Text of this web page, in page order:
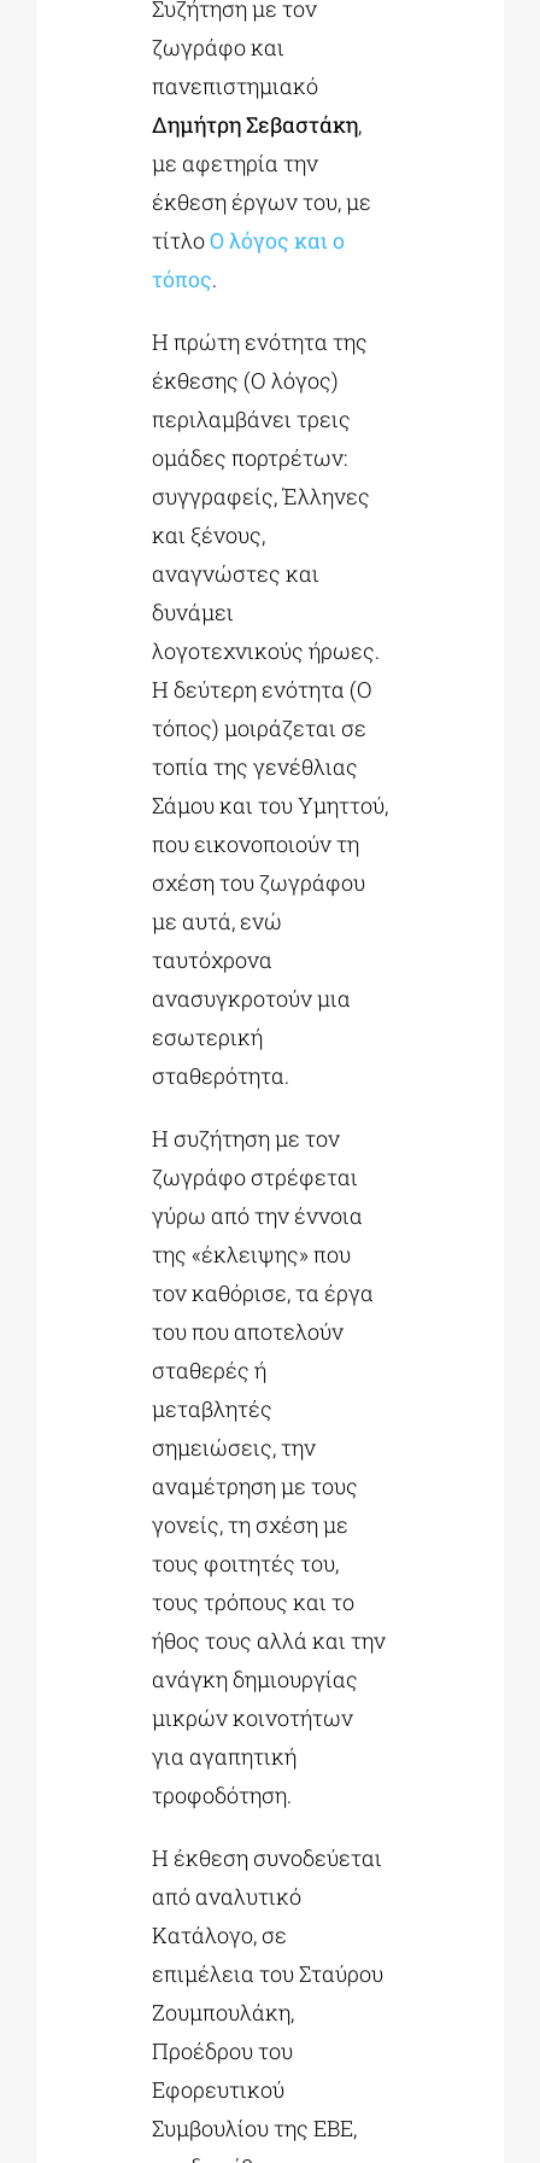
ΠΟΛΙΤΙΣΤΙΚΟΙ ΦΟΡΕΙΣ
Συζήτηση με τον
ζωγράφο και
πανεπιστημιακό
Δημήτρη Σεβαστάκη,
με αφετηρία την
έκθεση έργων του, με
τίτλοΟ λόγος και ο
τόπος.
Η πρώτη ενότητα της
έκθεσης (Ο λόγος)
περιλαμβάνει τρεις
ομάδες πορτρέτων:
συγγραφείς, Έλληνες
και ξένους,
αναγνώστες και
δυνάμει
λογοτεχνικούς ήρωες.
Η δεύτερη ενότητα (Ο
τόπος) μοιράζεται σε
τοπία της γενέθλιας
Σάμου και του Υμηττού,
που εικονοποιούν τη
σχέση του ζωγράφου
με αυτά, ενώ
ταυτόχρονα
ανασυγκροτούν μια
εσωτερική
σταθερότητα.
Η συζήτηση με τον
ζωγράφο στρέφεται
γύρω από την έννοια
της «έκλειψης» που
τον καθόρισε, τα έργα
του που αποτελούν
σταθερές ή
μεταβλητές
σημειώσεις, την
αναμέτρηση με τους
γονείς, τη σχέση με
τους φοιτητές του,
τους τρόπους και το
ήθος τους αλλά και την
ανάγκη δημιουργίας
μικρών κοινοτήτων
για αγαπητική
τροφοδότηση.
Η έκθεση συνοδεύεται
από αναλυτικό
Κατάλογο, σε
επιμέλεια του Σταύρου
Ζουμπουλάκη,
Προέδρου του
Εφορευτικού
Συμβουλίου της ΕΒΕ,